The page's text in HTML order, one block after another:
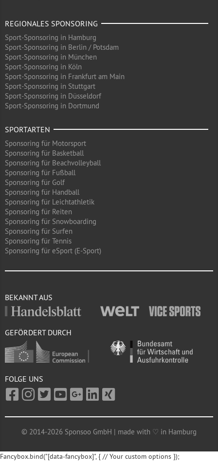
REGIONALES SPONSORING
Sport-Sponsoring in Hamburg
Sport-Sponsoring in Berlin / Potsdam
Sport-Sponsoring in München
Sport-Sponsoring in Köln
Sport-Sponsoring in Frankfurt am Main
Sport-Sponsoring in Stuttgart
Sport-Sponsoring in Düsseldorf
Sport-Sponsoring in Dortmund
SPORTARTEN
Sponsoring für Motorsport
Sponsoring für Basketball
Sponsoring für Beachvolleyball
Sponsoring für Fußball
Sponsoring für Golf
Sponsoring für Handball
Sponsoring für Leichtathletik
Sponsoring für Reiten
Sponsoring für Snowboarding
Sponsoring für Surfen
Sponsoring für Tennis
Sponsoring für eSport (E-Sport)
BEKANNT AUS
GEFÖRDERT DURCH
FOLGE UNS
© 2014-2026 Sponsoo GmbH | made with ♡ in Hamburg
Fancybox.bind("[data-fancybox]", { // Your custom options });